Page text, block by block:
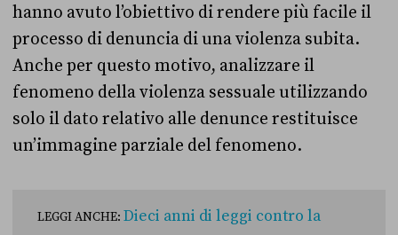
hanno avuto l’obiettivo di rendere più facile il
processo di denuncia di una violenza subita.
Anche per questo motivo, analizzare il
fenomeno della violenza sessuale utilizzando
solo il dato relativo alle denunce restituisce
un’immagine parziale del fenomeno.
LEGGI ANCHE: Dieci anni di leggi contro la